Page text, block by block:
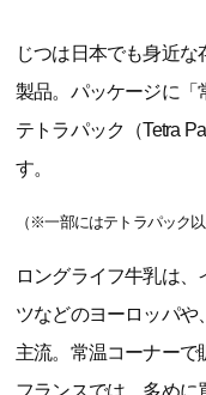
じつは日本でも身近な
製品。パッケージに「
テトラパック（Tetra
す。
（※一部にはテトラパック
ロングライフ牛乳は
ツなどのヨーロッパや
主流。常温コーナーで
フランスでは、多めに